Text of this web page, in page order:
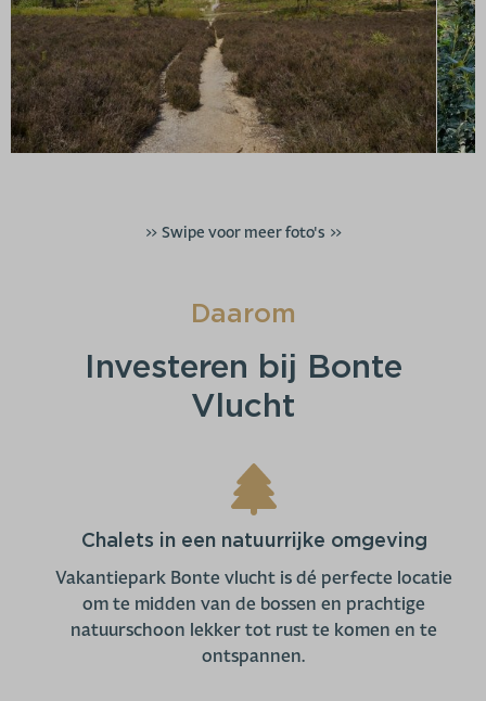
>> Swipe voor meer foto's >>
Daarom
Investeren bij Bonte
Vlucht
Chalets in een natuurrijke omgeving
Vakantiepark Bonte vlucht is dé perfecte locatie
om te midden van de bossen en prachtige
natuurschoon lekker tot rust te komen en te
ontspannen.